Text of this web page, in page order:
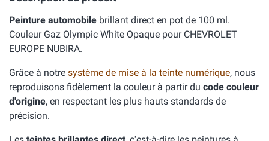
Peinture automobile brillant direct en pot de 100 ml.
Couleur Gaz Olympic White Opaque pour CHEVROLET
EUROPE NUBIRA.
Grâce à notre système de mise à la teinte numérique, nous
reproduisons fidèlement la couleur à partir du code couleur
d'origine, en respectant les plus hauts standards de
précision.